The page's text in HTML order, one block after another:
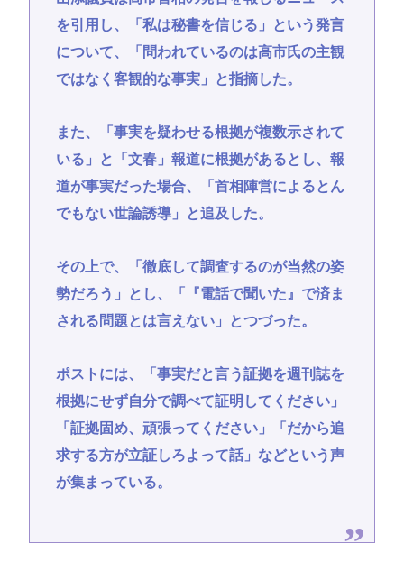
を引用し、「私は秘書を信じる」という発言
について、「問われているのは高市氏の主観
ではなく客観的な事実」と指摘した。
また、「事実を疑わせる根拠が複数示されて
いる」と「文春」報道に根拠があるとし、報
道が事実だった場合、「首相陣営によるとん
でもない世論誘導」と追及した。
その上で、「徹底して調査するのが当然の姿
勢だろう」とし、「『電話で聞いた』で済ま
される問題とは言えない」とつづった。
ポストには、「事実だと言う証拠を週刊誌を
根拠にせず自分で調べて証明してください」
「証拠固め、頑張ってください」「だから追
求する方が立証しろよって話」などという声
が集まっている。